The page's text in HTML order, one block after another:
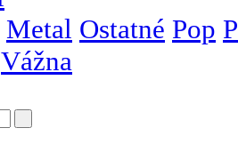
Metal Ostatné Pop
Vážna